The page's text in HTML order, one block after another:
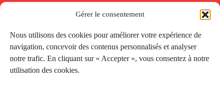
Gérer le consentement
Nous utilisons des cookies pour améliorer votre expérience de
navigation, concevoir des contenus personnalisés et analyser
notre trafic. En cliquant sur « Accepter », vous consentez à notre
utilisation des cookies.
Conditions générales de vente
Réductions de la Carte Côté Courrier
Application